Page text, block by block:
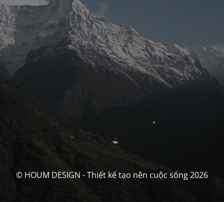
© HOUM DESIGN - Thiết kế tạo nên cuộc sống 2026